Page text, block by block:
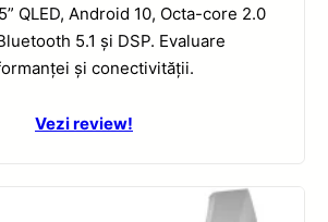
QLED, Android 10, Octa-core 2.0
5.1 și DSP. Evaluare
și conectivității.
Vezi review!